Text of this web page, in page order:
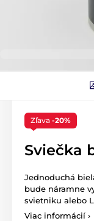
Zľava -20%
Sviečka
Jednoduchá
bude náramne
svietniku alebo
Viac informácií ›